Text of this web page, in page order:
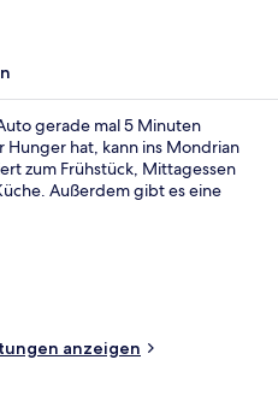
gerade mal 5 Minuten
Hunger hat, kann ins Mondrian
zum Frühstück, Mittagessen
Außerdem gibt es eine
anzeigen